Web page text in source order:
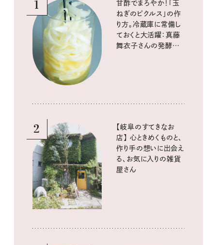
1
甘酢でまろやか！「玉
ねぎのピクルス」の作
り方。冷蔵庫に常備し
ておくと大活躍：真藤
舞衣子さんの発酵と
2
【岐阜のすてきなお
店】 心ときめくものと、
作り手の想いに出会え
る、お気に入りの雑貨
屋さん